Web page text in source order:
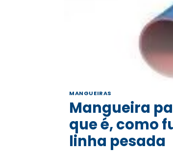
MANGUEIRAS
Mangueira
que é, como
linha pesada